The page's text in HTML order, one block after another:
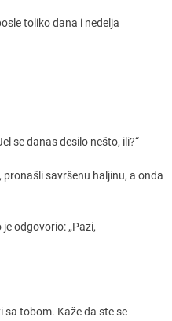
toliko dana i nedelja
se danas desilo nešto, ili?“
pronašli savršenu haljinu, a onda
odgovorio: „Pazi,
sa tobom. Kaže da ste se